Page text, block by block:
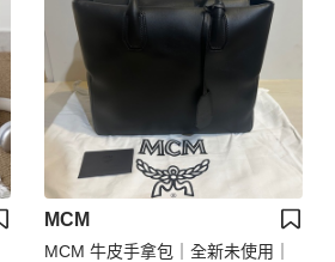
MCM
MCM 牛皮手拿包｜全新未使用｜